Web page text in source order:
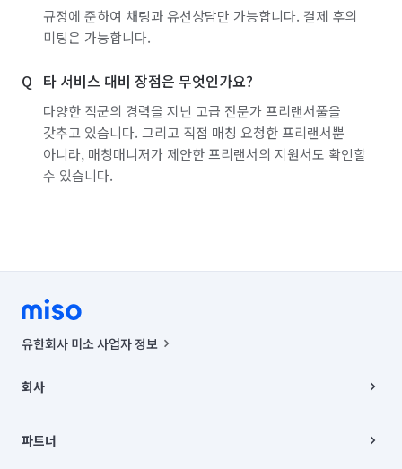
규정에 준하여 채팅과 유선상담만 가능합니다. 결제 후의
미팅은 가능합니다.
타 서비스 대비 장점은 무엇인가요?
다양한 직군의 경력을 지닌 고급 전문가 프리랜서풀을
갖추고 있습니다. 그리고 직접 매칭 요청한 프리랜서뿐
아니라, 매칭매니저가 제안한 프리랜서의 지원서도 확인할
수 있습니다.
유한회사 미소 사업자 정보
00019 |
주소 | 본사: 서울특별시 종로구 율곡로 6(중학동, 트윈트리빌딩) B동 5층
컨택센터 : 서울특별시 종로구 수송동 율곡로 24, 7층, 8층 미소
회사
채용
파트너